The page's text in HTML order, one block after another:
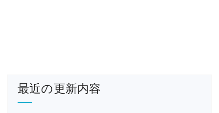
最近の更新内容